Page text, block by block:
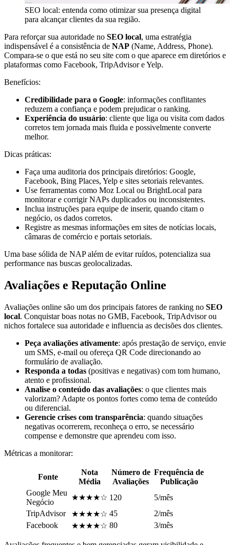
SEO local: entenda como otimizar sua presença digital
para alcançar clientes da sua região.
Para reforçar sua autoridade no SEO local, uma estratégia
indispensável é a consistência de NAP (Name, Address, Phone).
Compara-se o que está no seu site com o que aparece em diretórios e
plataformas como Facebook, TripAdvisor e Yelp.
Benefícios:
Credibilidade para o Google: informações conflitantes
reduzem a confiança e podem prejudicar o ranking.
Experiência do usuário: cliente que liga ou visita com dados
corretos tem jornada mais fluida e possivelmente converte
melhor.
Dicas práticas:
Faça uma auditoria dos principais diretórios: Google,
Facebook, Bing Places, Yelp e sites setoriais relevantes.
Use ferramentas como Moz Local ou BrightLocal para
monitorar e corrigir NAPs duplicados ou inconsistentes.
Inclua instruções para equipe de inserir, quando citam o
negócio, os dados corretos.
Registre as mesmas informações em sites de notícias locais,
câmaras de comércio e portais setoriais.
Uma base sólida de NAP além de evitar ruídos, potencializa sua
performance nas buscas geolocalizadas.
Avaliações e Reputação Online
Avaliações online são um dos principais fatores de ranking no SEO
local. Conquistar boas notas no GMB, Facebook, TripAdvisor ou
nichos fortalece sua autoridade e influencia as decisões dos clientes.
Peça avaliações ativamente: após prestação de serviço, envie
um SMS, e-mail ou ofereça QR Code direcionando ao
formulário de avaliação.
Responda a todas (positivas e negativas) com tom humano,
atento e profissional.
Analise o conteúdo das avaliações: o que clientes mais
valorizam? Adapte os pontos fortes como tema de conteúdo
ou diferencial.
Gerencie crises com transparência: quando situações
negativas ocorrerem, reconheça o erro, se necessário
compense e demonstre que aprendeu com isso.
Métricas a monitorar:
Fonte
Nota
Média
Número de
Avaliações
Frequência de
Publicação
Google Meu
Negócio
★★★★☆ 120
5/mês
TripAdvisor
★★★★☆ 45
2/mês
Facebook
★★★★☆ 80 3/mês